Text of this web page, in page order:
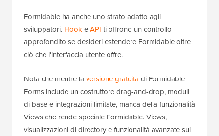
Formidable ha anche uno strato adatto agli
sviluppatori. HookeAPI ti offrono un controllo
approfondito se desideri estendere Formidable oltre
ciò che l'interfaccia utente offre.
Nota che mentre la versione gratuita di Formidable
Forms include un costruttore drag-and-drop, moduli
di base e integrazioni limitate, manca della funzionalità
Views che rende speciale Formidable. Views,
visualizzazioni di directory e funzionalità avanzate sui